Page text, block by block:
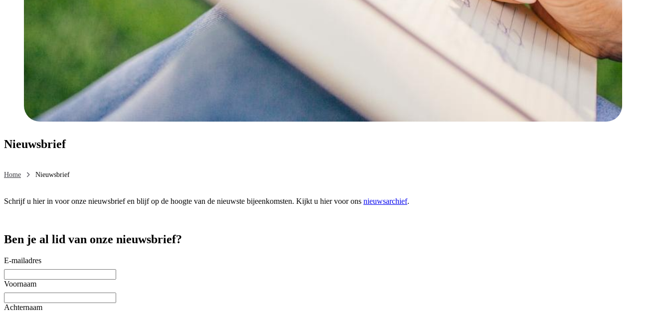
Nieuwsbrief
Home Nieuwsbrief
Schrijf u hier in voor onze nieuwsbrief en blijf op de hoogte van de nieuwste bijeenkomsten. Kijkt u hier voor ons nieuwsarchief.
Ben je al lid van onze nieuwsbrief?
E-mailadres
Voornaam
Achternaam